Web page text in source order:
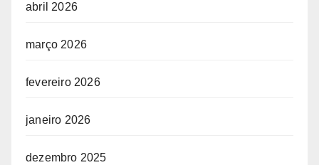
abril 2026
março 2026
fevereiro 2026
janeiro 2026
dezembro 2025